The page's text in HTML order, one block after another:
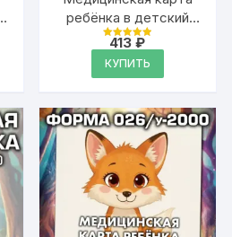
ребёнка в детский
сад и школу большая,
А4
Оценка
из 5
413₽
КУПИТЬ